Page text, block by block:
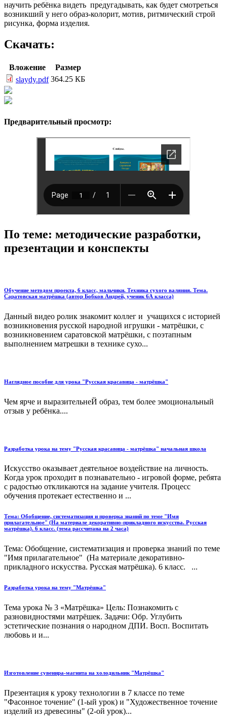
научить ребёнка видеть предугадывать, как будет смотреться
возникший у него образ-колорит, мотив, ритмический строй
рисунка, форма изделия.
Скачать:
Вложение
Размер
slaydy.pdf 364.25 КБ
Предварительный просмотр:
По теме: методические разработки,
презентации и конспекты
Обучение методом проекта, 6 класс, мальчики. Техника сухого валяния. Тема.
Саратовская матрёшка (автор Бобков Андрей, ученик 6А класса)
Данный видео ролик знакомит коллег и учащихся с историей
возникновения русской народной игрушки - матрёшки, с
возникновением саратовской матрёшки, с поэтапным
выполнением матрешки в технике сухо...
Наглядное пособие для урока "Русская красавица - матрёшка"
Чем ярче и выразительнеЙ образ, тем более эмоциональный
отзыв у ребёнка....
Разработка урока на тему "Русская красавица - матрёшка" начальная школа
Искусство оказывает деятельное воздействие на личность.
Когда урок проходит в познавательно - игровой форме, ребята
с радостью откликаются на задание учителя. Процесс
обучения протекает естественно и ...
Тема: Обобщение, систематизация и проверка знаний по теме "Имя
прилагательное" (На материале декоративно-прикладного искусства. Русская
матрёшка). 6 класс. (тема рассчитана на 2 часа)
Тема: Обобщение, систематизация и проверка знаний по теме
"Имя прилагательное" (На материале декоративно-
прикладного искусства. Русская матрёшка). 6 класс. ...
Разработка урока на тему "Матрёшка"
Тема урока № 3 «Матрёшка» Цель: Познакомить с
разновидностями матрёшек. Задачи: Обр. Углубить
эстетические познания о народном ДПИ. Восп. Воспитать
любовь и и...
Изготовление сувенира-магнита на холодильник "Матрёшка"
Презентация к уроку технологии в 7 классе по теме
"Фасонное точение" (1-ый урок) и "Художественное точение
изделий из древесины" (2-ой урок)...